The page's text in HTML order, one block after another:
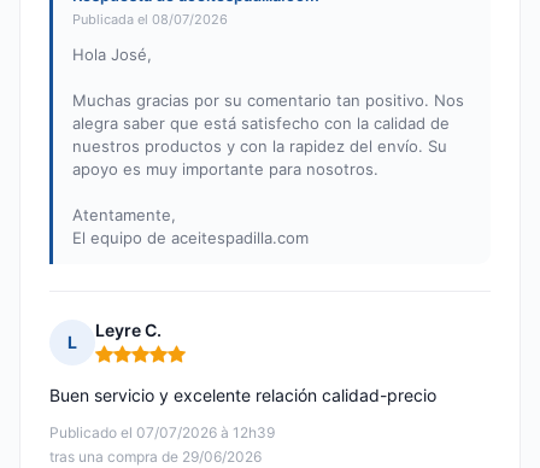
Publicada el 08/07/2026
Hola José,
Muchas gracias por su comentario tan positivo. Nos
alegra saber que está satisfecho con la calidad de
nuestros productos y con la rapidez del envío. Su
apoyo es muy importante para nosotros.
Atentamente,
El equipo de aceitespadilla.com
L
Leyre C.
Nota: 5 de 5
Publicado el 07/07/2026 à 12h39
tras una compra de 29/06/2026
Buen servicio y excelente relación calidad-precio